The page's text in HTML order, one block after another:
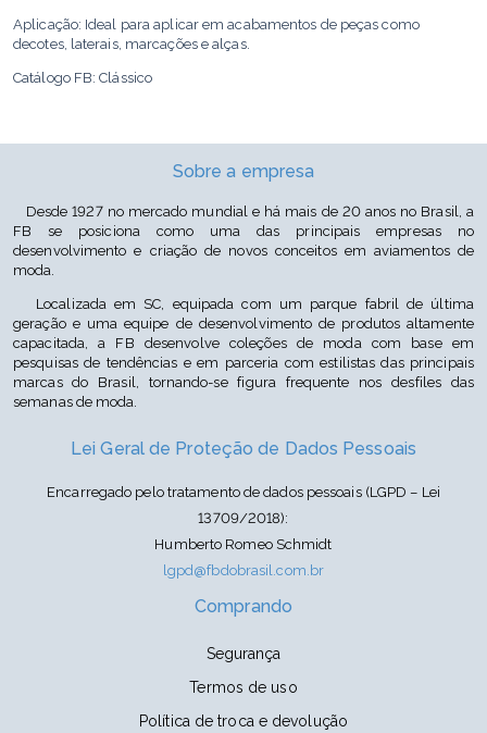
Aplicação: Ideal para aplicar em acabamentos de peças como
decotes, laterais, marcações e alças.
Catálogo FB: Clássico
Sobre a empresa
Desde 1927 no mercado mundial e há mais de 20 anos no Brasil, a
FB se posiciona como uma das principais empresas no
desenvolvimento e criação de novos conceitos em aviamentos de
moda.
Localizada em SC, equipada com um parque fabril de última
geração e uma equipe de desenvolvimento de produtos altamente
capacitada, a FB desenvolve coleções de moda com base em
pesquisas de tendências e em parceria com estilistas das principais
marcas do Brasil, tornando-se figura frequente nos desfiles das
semanas de moda.
Lei Geral de Proteção de Dados Pessoais
Encarregado pelo tratamento de dados pessoais (LGPD – Lei
13709/2018):
Humberto Romeo Schmidt
lgpd@fbdobrasil.com.br
Comprando
Segurança
Termos de uso
Política de troca e devolução